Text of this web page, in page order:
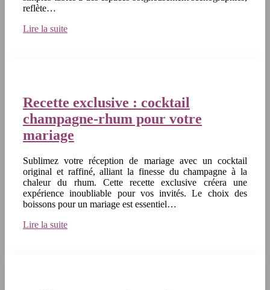
reflète…
Lire la suite
Recette exclusive : cocktail
champagne-rhum pour votre
mariage
Sublimez votre réception de mariage avec un cocktail
original et raffiné, alliant la finesse du champagne à la
chaleur du rhum. Cette recette exclusive créera une
expérience inoubliable pour vos invités. Le choix des
boissons pour un mariage est essentiel…
Lire la suite